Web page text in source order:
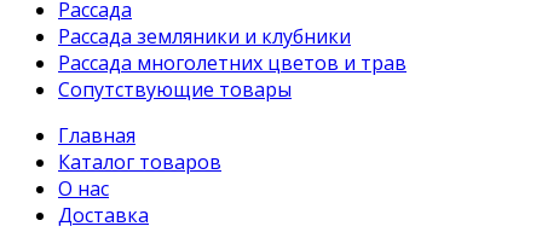
Рассада
Рассада земляники и клубники
Рассада многолетних цветов и трав
Сопутствующие товары
Главная
Каталог товаров
О нас
Доставка